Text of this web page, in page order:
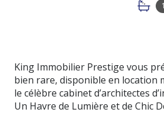
1
King Immobilier Prestige vous
bien rare, disponible en location
le célèbre cabinet d’architectes
Un Havre de Lumière et de Chic